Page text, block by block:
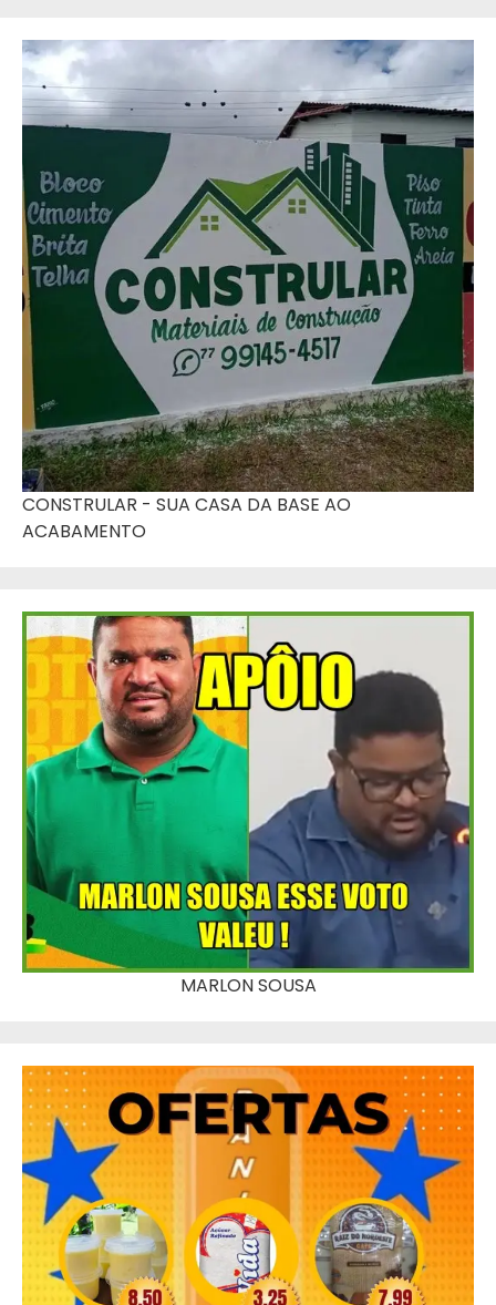
CONSTRULAR - SUA CASA DA BASE AO
ACABAMENTO
MARLON SOUSA